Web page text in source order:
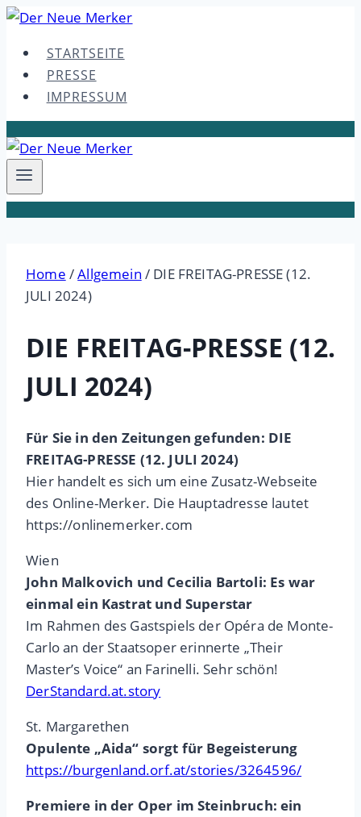
Skip
contentSTARTSEITE
PRESSE
IMPRESSUM
Home /Allgemein / DIE FREITAG-PRESSE (12.
JULI 2024)
DIE FREITAG-PRESSE (12.
JULI 2024)
Für Sie in den Zeitungen gefunden: DIE
FREITAG-PRESSE (12. JULI 2024)
Hier handelt es sich um eine Zusatz-Webseite
des Online-Merker. Die Hauptadresse lautet
https://onlinemerker.com
Wien
John Malkovich und Cecilia Bartoli: Es war
einmal ein Kastrat und Superstar
Im Rahmen des Gastspiels der Opéra de Monte-
Carlo an der Staatsoper erinnerte „Their
Master’s Voice“ an Farinelli. Sehr schön!
DerStandard.at.story
St. Margarethen
Opulente „Aida“ sorgt für Begeisterung
https://burgenland.orf.at/stories/3264596/
Premiere in der Oper im Steinbruch: ein